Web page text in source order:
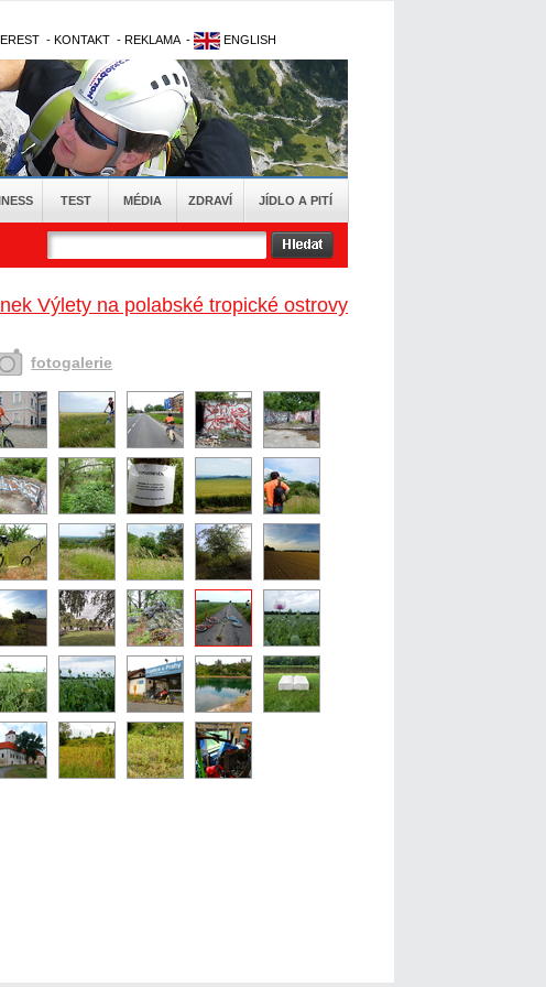
- KONTAKT - REKLAMA - ENGLISH
TEST MÉDIA ZDRAVÍ JÍDLO A PITÍ
Výlety na polabské tropické ostrovy
fotogalerie